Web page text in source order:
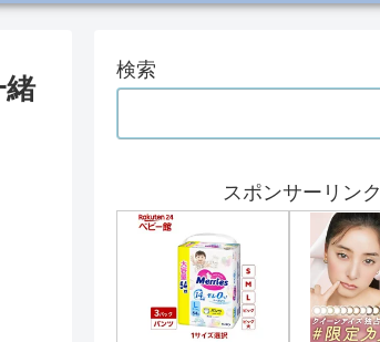
検索
スポンサーリンク